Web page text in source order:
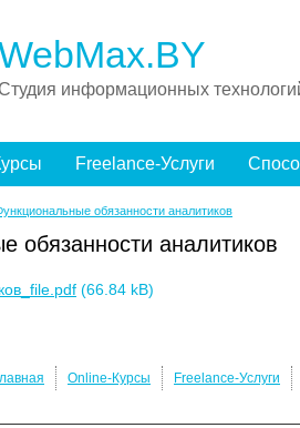
информационных
Freelance-Услуги
обязанности аналитиков
обязанности аналитиков
(66.84 kB)
Online-Курсы Freelance-Услуги